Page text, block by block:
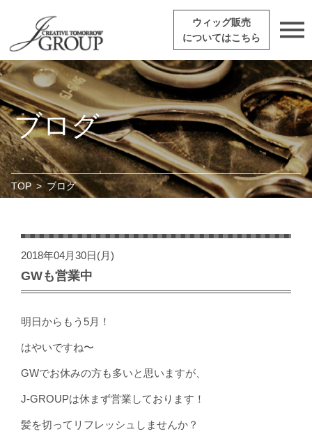
ウィッグ販売
についてはこちら
ブログ
TOP > ブログ
2018年04月30日(月)
GWも営業中
明日からもう5月！
はやいですね〜
GWでお休みの方も多いと思いますが、
J-GROUPは休まず営業しております！
髪を切ってリフレッシュしませんか？